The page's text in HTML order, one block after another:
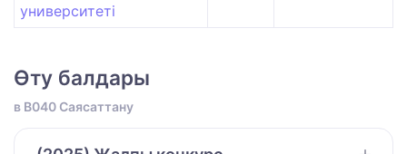
университеті
Өту балдары
в B040 Саясаттану